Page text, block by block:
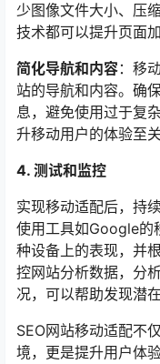
少图像文件大小、压
技术都可以提升页面加
简化导航和内容：移
站的导航和内容。确
息，避免使用过于复
升移动用户的体验至关
4. 测试和监控
实现移动适配后，持
使用工具如Google的
种设备上的表现，并
控网站分析数据，分
况，可以帮助发现潜
SEO网站移动适配不
境，更是提升用户体